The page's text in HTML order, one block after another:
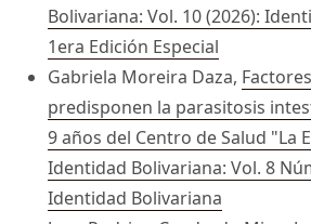
Bolivariana: Vol. 10 (2026):
1era Edición Especial
Gabriela Moreira Daza,
predisponen la parasitosis
9 años del Centro de Salud "La
Identidad Bolivariana: Vol. 8
Identidad Bolivariana